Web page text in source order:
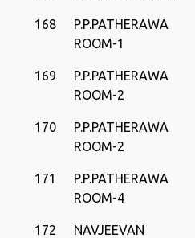
168
P.P.PATHERAWA
ROOM-1
169
P.P.PATHERAWA
ROOM-2
170
P.P.PATHERAWA
ROOM-2
171
P.P.PATHERAWA
ROOM-4
172
NAVJEEVAN